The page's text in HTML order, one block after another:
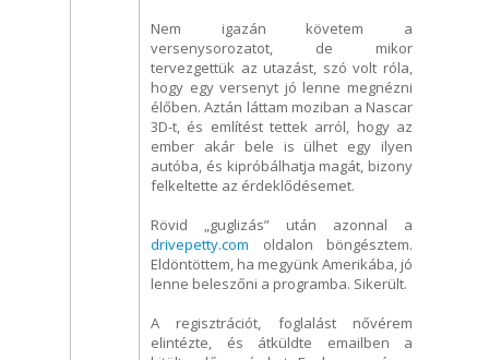
Nem igazán követem a
versenysorozatot, de mikor
tervezgettük az utazást, szó volt róla,
hogy egy versenyt jó lenne megnézni
élőben. Aztán láttam moziban a Nascar
3D-t, és említést tettek arról, hogy az
ember akár bele is ülhet egy ilyen
autóba, és kipróbálhatja magát, bizony
felkeltette az érdeklődésemet.
Rövid „guglizás” után azonnal a
drivepetty.com oldalon böngésztem.
Eldöntöttem, ha megyünk Amerikába, jó
lenne beleszőni a programba. Sikerült.
A regisztrációt, foglalást nővérem
elintézte, és átküldte emailben a